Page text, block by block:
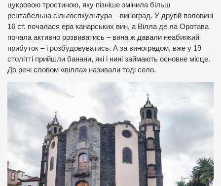
цукровою тростиною, яку пізніше змінила більш
рентабельна сільгоспкультура – виноград. У другій половині
16 ст. почалася ера канарських вин, а Вілла де ла Оротава
почала активно розвиватись – вина ж давали неабиякий
прибуток – і розбудовуватись. А за виноградом, вже у 19
столітті прийшли банани, які і нині займають основне місце.
До речі словом «вілла» називали тоді село.